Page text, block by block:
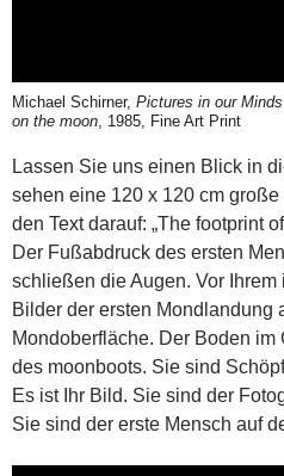
Michael Schirner, Pictures in our Minds
on the moon, 1985, Fine Art Print
Lassen Sie uns einen Blick in
sehen eine 120 x 120 cm
den Text darauf: „The footprint
Der Fußabdruck des ersten
schließen die Augen. Vor
Bilder der ersten Mondlandung
Mondoberfläche. Der Boden
des moonboots. Sie sind
Es ist Ihr Bild. Sie sind der
Sie sind der erste Mensch auf